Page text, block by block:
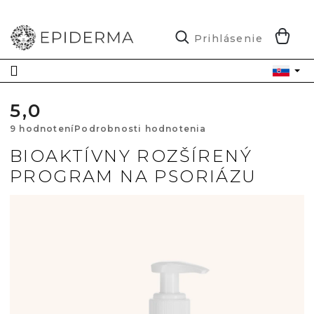
obsah
Prihlásenie
5,0Priemerné
hodnotenie
produktu
9 hodnoteníPodrobnosti hodnotenia
BIOAKTÍVNY ROZŠÍRENÝ
PROGRAM NA PSORIÁZU